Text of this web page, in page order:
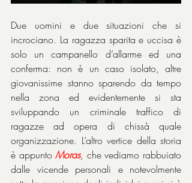
Due uomini e due situazioni che si
incrociano. La ragazza sparita e uccisa è
solo un campanello d’allarme ed una
conferma: non è un caso isolato, altre
giovanissime stanno sparendo da tempo
nella zona ed evidentemente si sta
sviluppando un criminale traffico di
ragazze ad opera di chissà quale
organizzazione. L’altro vertice della storia
è appunto Moras, che vediamo rabbuiato
dalle vicende personali e notevolmente